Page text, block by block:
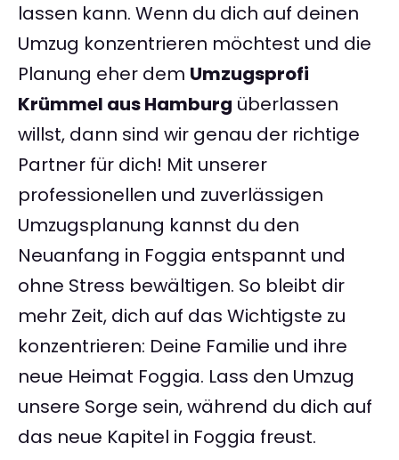
lassen kann. Wenn du dich auf deinen
Umzug konzentrieren möchtest und die
Planung eher dem Umzugsprofi
Krümmel aus Hamburg überlassen
willst, dann sind wir genau der richtige
Partner für dich! Mit unserer
professionellen und zuverlässigen
Umzugsplanung kannst du den
Neuanfang in Foggia entspannt und
ohne Stress bewältigen. So bleibt dir
mehr Zeit, dich auf das Wichtigste zu
konzentrieren: Deine Familie und ihre
neue Heimat Foggia. Lass den Umzug
unsere Sorge sein, während du dich auf
das neue Kapitel in Foggia freust.